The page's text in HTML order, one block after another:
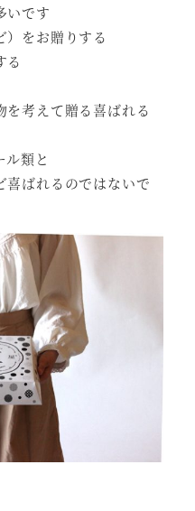
いです
）をお贈りする
る
を考えて贈る喜ばれる
ル類と
喜ばれるのではないで